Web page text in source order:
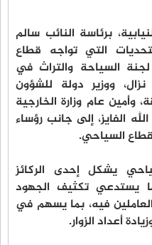
برئاسة النائب سالم
التي تواجه قطاع
السياحة والتراث في
ووزير دولة للشؤون
وأمين عام وزارة الخارجية
الفايز، إلى جانب رؤساء
السياحي.
يشكل إحدى الركائز
يستدعي تكثيف الجهود
فيه، بما يسهم في
أعداد الزوار.